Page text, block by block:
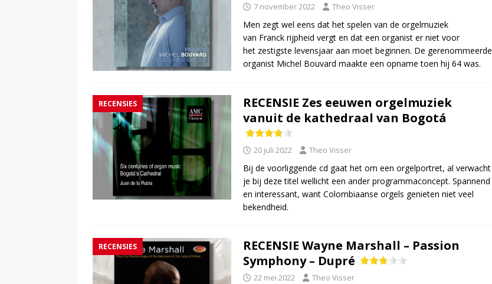
7 november 2022 Theo Visser
Men zegt wel eens dat het spelen van de orgelmuziek
van Franck rijpheid vergt en dat een organist er niet voor
het zestigste levensjaar aan moet beginnen. De gerenommeerde
organist Michel Bouvard maakte een opname toen hij 64 was.
RECENSIES
RECENSIE Zes eeuwen orgelmuziek
vanuit de kathedraal van Bogotá
20 juli 2022 Theo Visser
Bij de voorliggende cd gaat het om een orgelportret, al verwacht
je bij deze titel wellicht een ander programmaconcept. Spannend
en interessant, want Colombiaanse orgels genieten niet veel
bekendheid.
RECENSIES
RECENSIE Wayne Marshall – Passion
Symphony – Dupré
22 mei 2022 Theo Visser